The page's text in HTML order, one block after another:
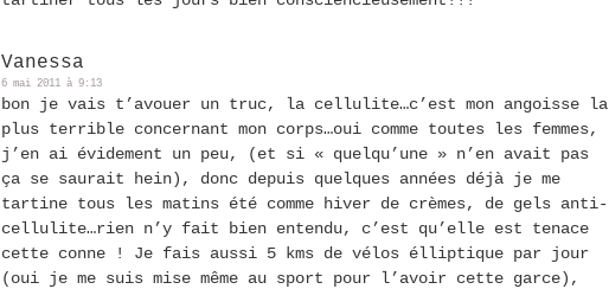
Vanessa
6 mai 2011 à 9:13
bon je vais t’avouer un truc, la cellulite…c’est mon angoisse la
plus terrible concernant mon corps…oui comme toutes les femmes,
j’en ai évidement un peu, (et si « quelqu’une » n’en avait pas
ça se saurait hein), donc depuis quelques années déjà je me
tartine tous les matins été comme hiver de crèmes, de gels anti-
cellulite…rien n’y fait bien entendu, c’est qu’elle est tenace
cette conne ! Je fais aussi 5 kms de vélos élliptique par jour
(oui je me suis mise même au sport pour l’avoir cette garce),